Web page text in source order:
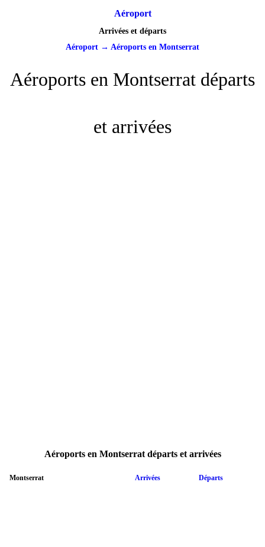
Aéroport
Arrivées et départs
Aéroport → Aéroports en Montserrat
Aéroports en Montserrat départs
et arrivées
Aéroports en Montserrat départs et arrivées
Montserrat Arrivées Départs